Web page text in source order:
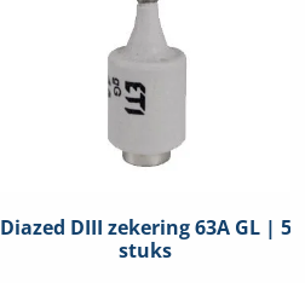
Diazed DIII zekering 63A GL | 5
stuks